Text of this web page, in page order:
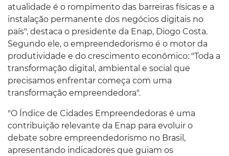
atualidade é o rompimento das barreiras físicas e a
instalação permanente dos negócios digitais no
país", destaca o presidente da Enap, Diogo Costa.
Segundo ele, o empreendedorismo é o motor da
produtividade e do crescimento econômico: "Toda a
transformação digital, ambiental e social que
precisamos enfrentar começa com uma
transformação empreendedora".
"O Índice de Cidades Empreendedoras é uma
contribuição relevante da Enap para evoluir o
debate sobre empreendedorismo no Brasil,
apresentando indicadores que guiam os